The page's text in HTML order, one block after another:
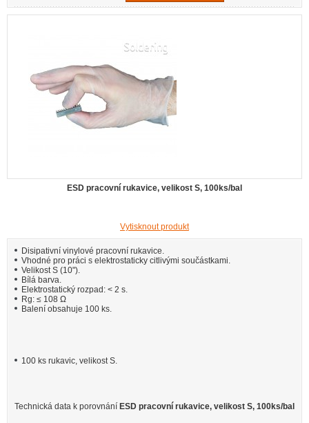
ESD pracovní rukavice, velikost S, 100ks/bal
Vytisknout produkt
Disipativní vinylové pracovní rukavice.
Vhodné pro práci s elektrostaticky citlivými součástkami.
Velikost S (10").
Bílá barva.
Elektrostatický rozpad: < 2 s.
Rg: ≤ 108 Ω
Balení obsahuje 100 ks.
100 ks rukavic, velikost S.
Technická data k porovnání ESD pracovní rukavice, velikost S, 100ks/bal